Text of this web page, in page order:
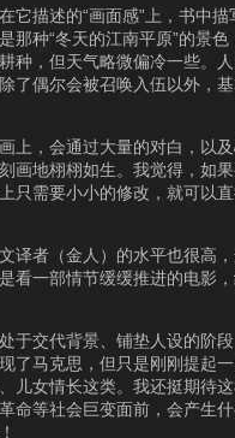
它描述的“画面感”上，书中描
那种“冬天的江南平原”的景色
种，但天气略微偏冷一些。
了偶尔会被召唤入伍以外，
上，会通过大量的对白，以
画地栩栩如生。我觉得，如
只需要小小的修改，就可以
译者（金人）的水平也很高
看一部情节缓缓推进的电影
于交代背景、铺垫人设的阶
了马克思，但只是刚刚提起
儿女情长这类。我还挺期待
命等社会巨变面前，会产生